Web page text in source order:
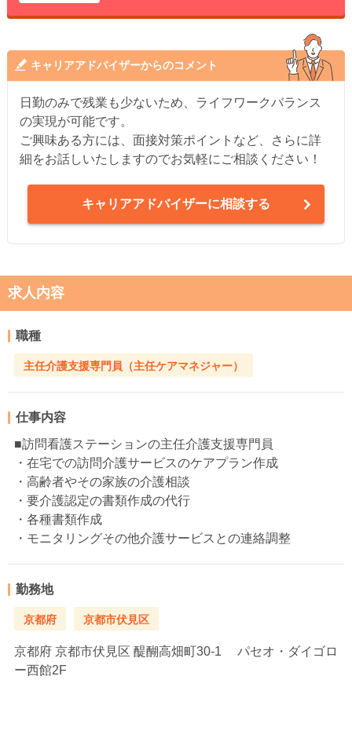
キャリアアドバイザーからのコメント
日勤のみで残業も少ないため、ライフワークバランス
の実現が可能です。
ご興味ある方には、面接対策ポイントなど、さらに詳
細をお話しいたしますのでお気軽にご相談ください！
キャリアアドバイザーに相談する
求人内容
職種
主任介護支援専門員（主任ケアマネジャー）
仕事内容
■訪問看護ステーションの主任介護支援専門員
・在宅での訪問介護サービスのケアプラン作成
・高齢者やその家族の介護相談
・要介護認定の書類作成の代行
・各種書類作成
・モニタリングその他介護サービスとの連絡調整
勤務地
京都府 京都市伏見区
京都府 京都市伏見区 醍醐高畑町30-1 パセオ・ダイゴロ
ー西館2F